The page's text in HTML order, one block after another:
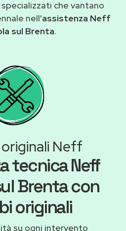
che vantano
nell'assistenza Neff
sul Brenta.
Neff
tecnica Neff
Brenta con
originali
su ogni intervento